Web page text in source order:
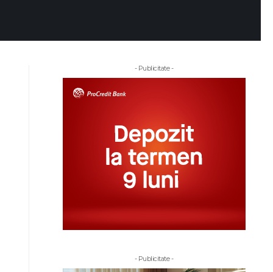
- Publicitate -
- Publicitate -